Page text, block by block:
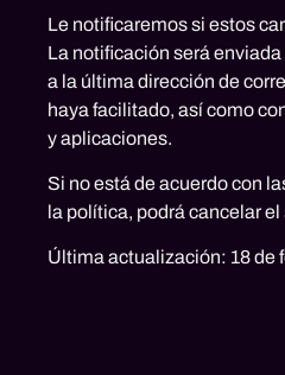
Le notificaremos si estos
La notificación será
a la última dirección de
haya facilitado, así como
y aplicaciones.
Si no está de acuerdo con
la política, podrá cancelar el
Última actualización: 18 de